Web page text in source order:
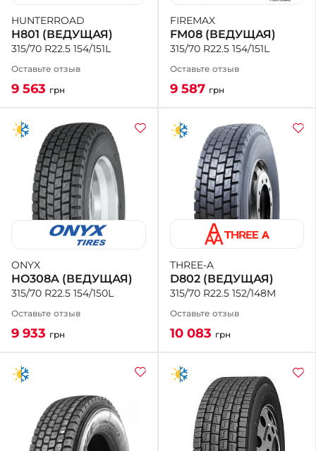
HUNTERROAD
H801 (ВЕДУЩАЯ)
315/70 R22.5 154/151L
Оставьте отзыв
9 563 грн
FIREMAX
FM08 (ВЕДУЩАЯ)
315/70 R22.5 154/151L
Оставьте отзыв
9 587 грн
ONYX
HO308A (ВЕДУЩАЯ)
315/70 R22.5 154/150L
Оставьте отзыв
9 933 грн
THREE-A
D802 (ВЕДУЩАЯ)
315/70 R22.5 152/148M
Оставьте отзыв
10 083 грн